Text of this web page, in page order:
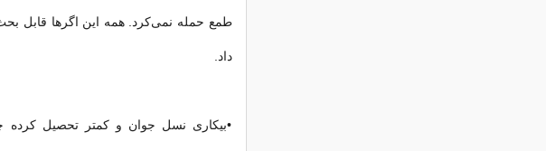
طمع حمله نمی‌کرد. همه این اگرها قابل
داد.
•بیکاری نسل جوان و کمتر تحصیل کرده